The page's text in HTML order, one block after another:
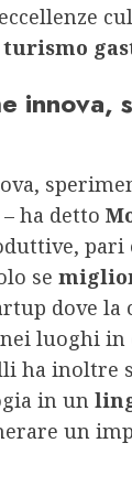
turismo
innova,
ha detto
se
dove
luoghi
ha inoltre
in un
un